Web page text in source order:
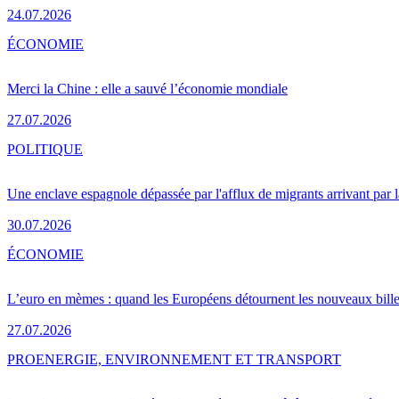
24.07.2026
Merci la Chine : elle a sauvé l’économie mondiale
27.07.2026
ÉCONOMIE
Une enclave espagnole dépassée par l'afflux de migrants arrivant par
30.07.2026
POLITIQUE
L’euro en mèmes : quand les Européens détournent les nouveaux
27.07.2026
ÉCONOMIE
PROENERGIE, ENVIRONNEMENT ET TRANSPORT